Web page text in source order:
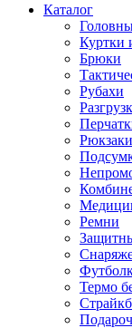
Каталог
Куртки
Брюки
Рубахи
Ремни
Термо